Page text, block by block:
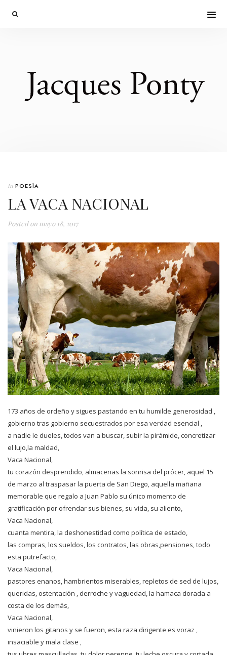
In POESÍA
LA VACA NACIONAL
Posted on mayo 18, 2017
173 años de ordeño y sigues pastando en tu humilde generosidad ,
gobierno tras gobierno secuestrados por esa verdad esencial ,
a nadie le dueles, todos van a buscar, subir la pirámide, concretizar
el lujo,la maldad,
Vaca Nacional,
tu corazón desprendido, almacenas la sonrisa del prócer, aquel 15
de marzo al traspasar la puerta de San Diego, aquella mañana
memorable que regalo a Juan Pablo su único momento de
gratificación por ofrendar sus bienes, su vida, su aliento,
Vaca Nacional,
cuanta mentira, la deshonestidad como política de estado,
las compras, los sueldos, los contratos, las obras,pensiones, todo
esta putrefacto,
Vaca Nacional,
pastores enanos, hambrientos miserables, repletos de sed de lujos,
queridas, ostentación , derroche y vaguedad, la hamaca dorada a
costa de los demás,
Vaca Nacional,
vinieron los gitanos y se fueron, esta raza dirigente es voraz ,
insaciable y mala clase ,